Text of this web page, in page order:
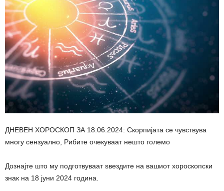
ДНЕВЕН ХОРОСКОП ЗА 18.06.2024: Скорпијата се чувствува
многу сензуално, Рибите очекуваат нешто големо
Дознајте што му подготвуваат ѕвездите на вашиот хороскопски
знак на 18 јуни 2024 година.